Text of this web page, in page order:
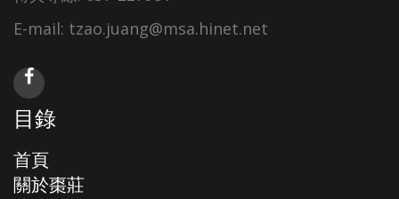
E-mail: tzao.juang@msa.hinet.net
目錄
首頁
關於棗莊